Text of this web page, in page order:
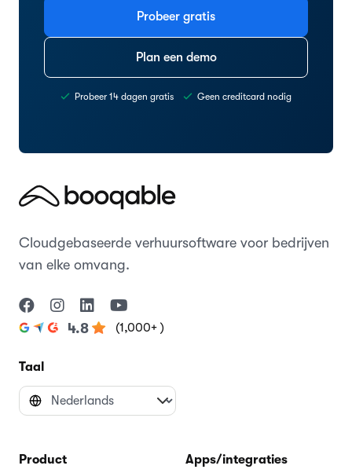
Probeer gratis
Plan een demo
Probeer 14 dagen gratis Geen creditcard nodig
Cloudgebaseerde verhuursoftware voor bedrijven
van elke omvang.
4.8 (1,000+ )
Taal
Product
Apps/integraties